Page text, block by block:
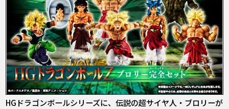
LANGUAGE
JP
EN FR DE ES
HGドラゴンボールシリーズに、伝説の超サイヤ人・ブロリーが